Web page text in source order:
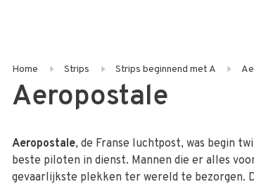
Home Strips Strips beginnend met A
Aeropostale
Aeropostale, de Franse luchtpost, was begin
beste piloten in dienst. Mannen die er alles
gevaarlijkste plekken ter wereld te bezorgen.